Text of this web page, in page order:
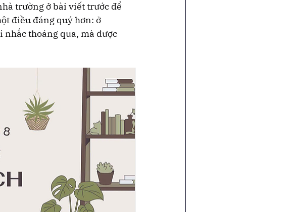
trường ở bài viết trước để
điều đáng quý hơn: ở
thoáng qua, mà được